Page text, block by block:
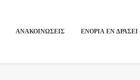
ΑΝΑΚΟΙΝΩΣΕΙΣ ΕΝΟΡΙΑ ΕΝ ΔΡΑΣΕΙ